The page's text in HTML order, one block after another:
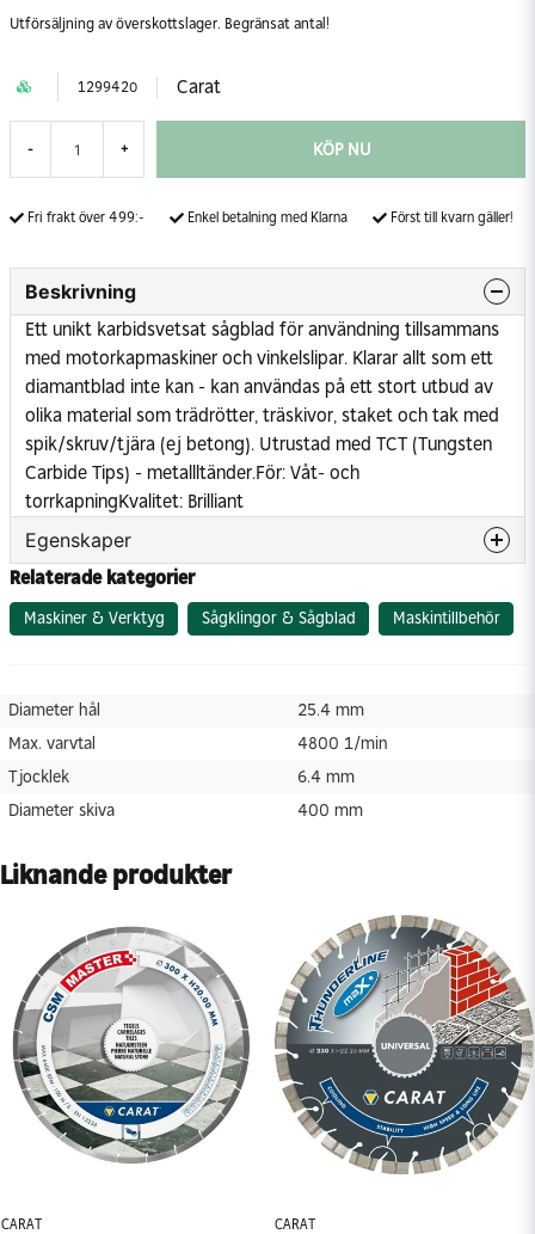
Utförsäljning av överskottslager. Begränsat antal!
1299420 Carat
- + KÖP NU
Fri frakt över 499:- Enkel betalning med Klarna Först till kvarn gäller!
Beskrivning
Ett unikt karbidsvetsat sågblad för användning tillsammans
med motorkapmaskiner och vinkelslipar. Klarar allt som ett
diamantblad inte kan - kan användas på ett stort utbud av
olika material som trädrötter, träskivor, staket och tak med
spik/skruv/tjära (ej betong). Utrustad med TCT (Tungsten
Carbide Tips) - metallltänder.För: Våt- och
torrkapningKvalitet: Brilliant
Egenskaper
Diameter hål
Max. varvtal
4800 1/min
Relaterade kategorier
Maskiner & Verktyg Sågklingor & Sågblad Maskintillbehör
Diameter hål
25.4 mm
Max. varvtal
4800 1/min
Tjocklek
6.4 mm
Diameter skiva
400 mm
Liknande produkter
CARAT CARAT